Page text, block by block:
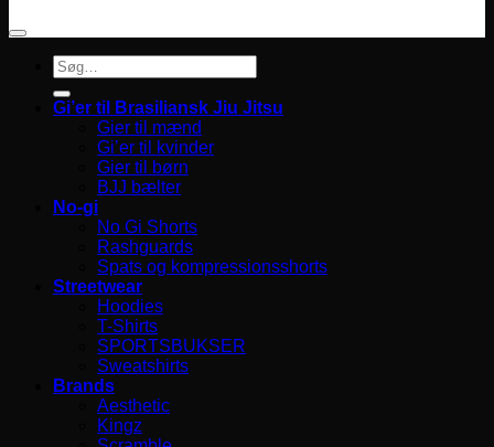
Søg
efter:
Gi’er til Brasiliansk Jiu Jitsu
Gier til mænd
Gi’er til kvinder
Gier til børn
BJJ bælter
No-gi
No Gi Shorts
Rashguards
Spats og kompressionsshorts
Streetwear
Hoodies
T-Shirts
SPORTSBUKSER
Sweatshirts
Brands
Aesthetic
Kingz